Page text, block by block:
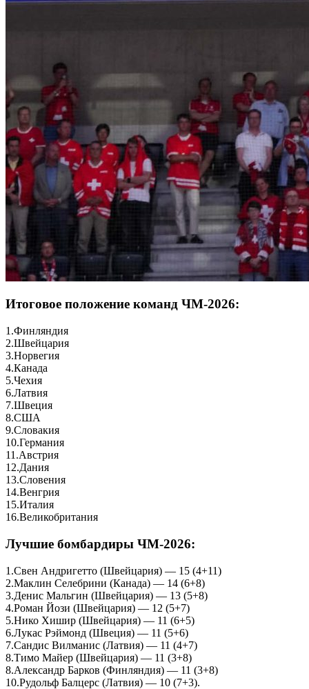
Итоговое положение команд ЧМ-2026:
1.Финляндия
2.Швейцария
3.Норвегия
4.Канада
5.Чехия
6.Латвия
7.Швеция
8.США
9.Словакия
10.Германия
11.Австрия
12.Дания
13.Словения
14.Венгрия
15.Италия
16.Великобритания
Лучшие бомбардиры ЧМ-2026:
1.Свен Андригетто (Швейцария) — 15 (4+11)
2.Маклин Селебрини (Канада) — 14 (6+8)
3.Денис Мальгин (Швейцария) — 13 (5+8)
4.Роман Йози (Швейцария) — 12 (5+7)
5.Нико Хишир (Швейцария) — 11 (6+5)
6.Лукас Рэймонд (Швеция) — 11 (5+6)
7.Сандис Вилманис (Латвия) — 11 (4+7)
8.Тимо Майер (Швейцария) — 11 (3+8)
8.Александр Барков (Финляндия) — 11 (3+8)
10.Рудольф Балцерс (Латвия) — 10 (7+3).